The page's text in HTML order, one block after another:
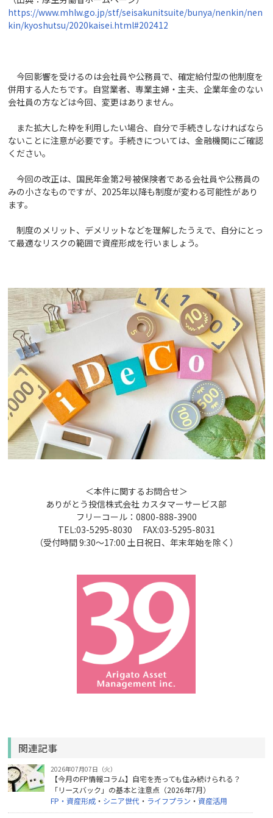
https://www.mhlw.go.jp/stf/seisakunitsuite/bunya/nenkin/nen
kin/kyoshutsu/2020kaisei.html#202412
今回影響を受けるのは会社員や公務員で、確定給付型の他制度を
併用する人たちです。自営業者、専業主婦・主夫、企業年金のない
会社員の方などは今回、変更はありません。
また拡大した枠を利用したい場合、自分で手続きしなければなら
ないことに注意が必要です。手続きについては、金融機関にご確認
ください。
今回の改正は、国民年金第2号被保険者である会社員や公務員の
みの小さなものですが、2025年以降も制度が変わる可能性があり
ます。
制度のメリット、デメリットなどを理解したうえで、自分にとっ
て最適なリスクの範囲で資産形成を行いましょう。
＜本件に関するお問合せ＞
ありがとう投信株式会社 カスタマーサービス部
フリーコール：0800-888-3900
TEL:03-5295-8030 FAX:03-5295-8031
（受付時間 9:30～17:00 土日祝日、年末年始を除く）
関連記事
2026年07月07日（火）
【今月のFP情報コラム】自宅を売っても住み続けられる？
「リースバック」の基本と注意点（2026年7月）
FP・資産形成 ・ シニア世代 ・ ライフプラン ・資産活用